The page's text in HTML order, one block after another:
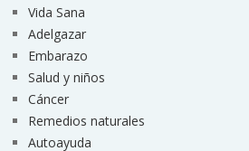
Vida Sana
Adelgazar
Embarazo
Salud y niños
Cáncer
Remedios naturales
Autoayuda